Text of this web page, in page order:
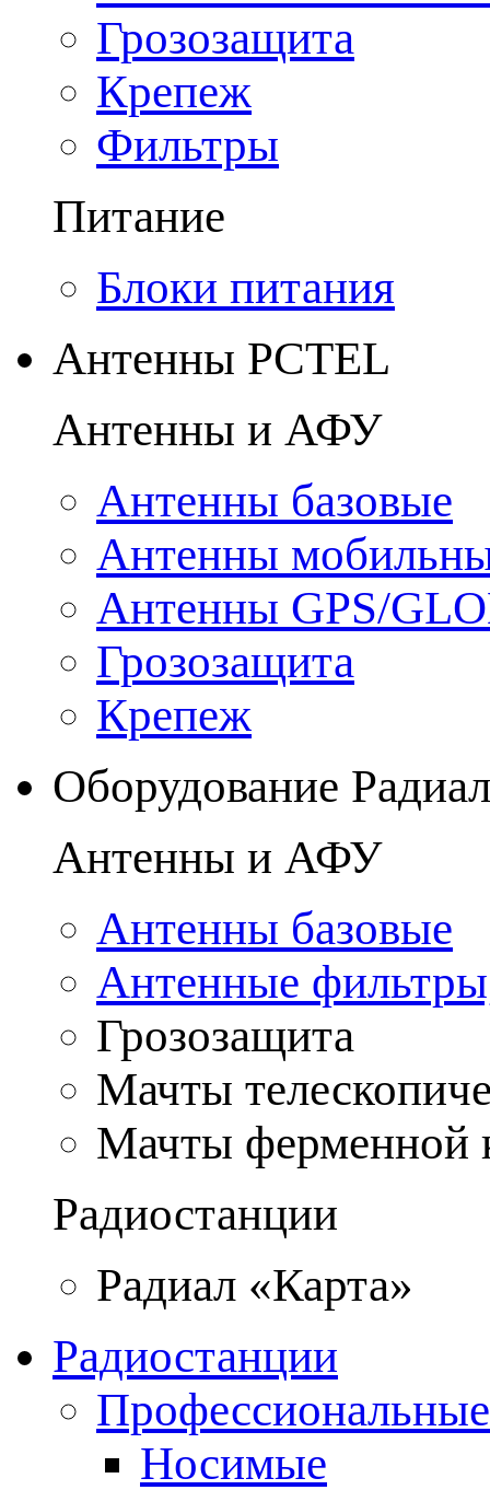
Грозозащита
Крепеж
Фильтры
Питание
Блоки питания
Антенны PCTEL
Антенны и АФУ
Антенны базовые
Антенны
Антенны GPS/
Грозозащита
Крепеж
Оборудование Радиал
Антенны и АФУ
Антенны базовые
Антенные
Грозозащита
Мачты
Мачты ферменной
Радиостанции
Радиал «Карта»
Радиостанции
Носимые